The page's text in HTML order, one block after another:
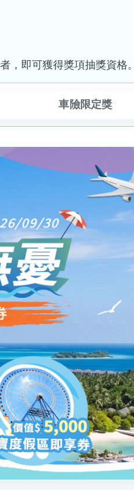
，即可獲得獎項抽獎資格。
車險限定獎